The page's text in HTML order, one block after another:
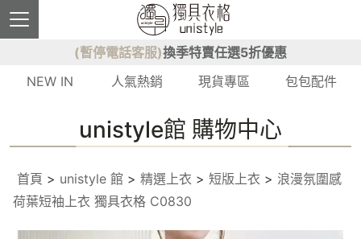
(暫停電話客服)換季特賣任選5折優惠
NEW IN
人氣熱銷 現貨專區 包包配件
unistyle館 購物中心
首頁 > unistyle 館 > 精選上衣 > 短版上衣 > 浪漫氛圍感
荷葉短袖上衣 獨具衣格 C0830